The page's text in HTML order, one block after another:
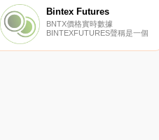
Bintex Futures
BNTX價格實時數據
BINTEXFUTURES聲稱是一個
貨幣組成的加密貨幣交換項目。